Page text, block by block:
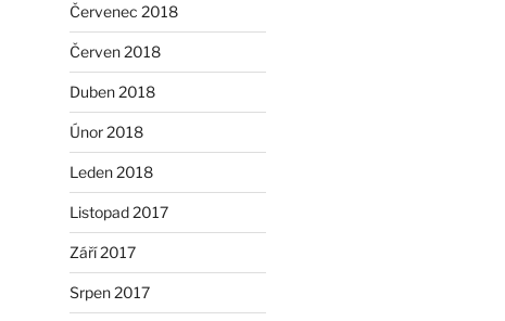
Červenec 2018
Červen 2018
Duben 2018
Únor 2018
Leden 2018
Listopad 2017
Září 2017
Srpen 2017